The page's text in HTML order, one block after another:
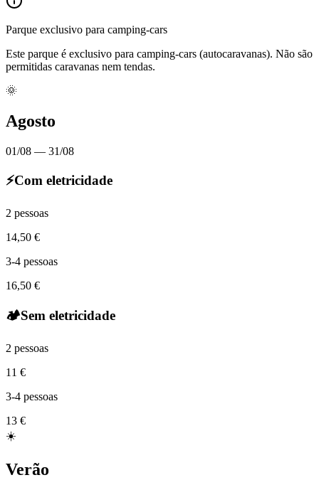
Parque exclusivo para camping-cars
Este parque é exclusivo para camping-cars (autocaravanas). Não são
permitidas caravanas nem tendas.
🌞
Agosto
01/08 — 31/08
⚡Com eletricidade
2 pessoas
14,50 €
3-4 pessoas
16,50 €
🏕️Sem eletricidade
2 pessoas
11 €
3-4 pessoas
13 €
☀️
Verão